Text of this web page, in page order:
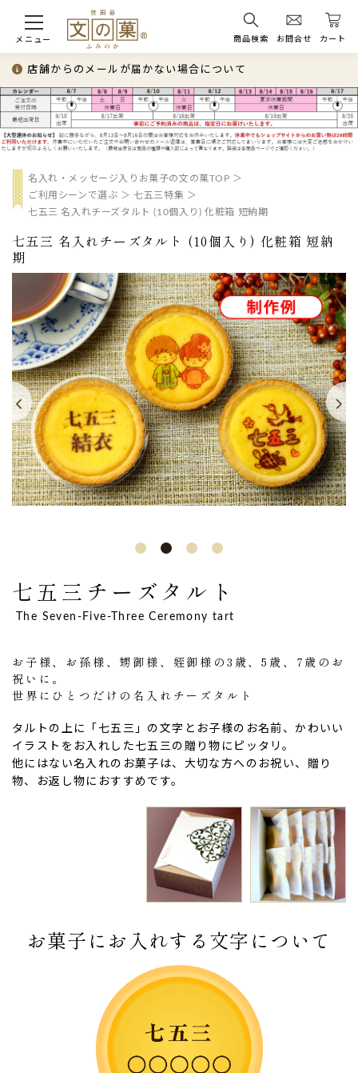
メニュー 商品検索 お問合せ カート
退職・異動の挨拶におすすめのお菓子ギ
フト5選
もらっ
店舗からのメールが届かない場合について
名入れ・メッセージ入りお菓子の文の菓TOP
ご利用シーンで選ぶ
七五三特集
七五三 名入れチーズタルト (10個入り) 化粧箱 短納期
七五三 名入れチーズタルト (10個入り) 化粧箱 短納
期
七五三チーズタルト
The Seven-Five-Three Ceremony tart
お子様、お孫様、甥御様、姪御様の3歳、5歳、7歳のお
祝いに。
世界にひとつだけの名入れチーズタルト
タルトの上に「七五三」の文字とお子様のお名前、かわいい
イラストをお入れした七五三の贈り物にピッタリ。
他にはない名入れのお菓子は、大切な方へのお祝い、贈り
物、お返し物におすすめです。
お菓子にお入れする文字について